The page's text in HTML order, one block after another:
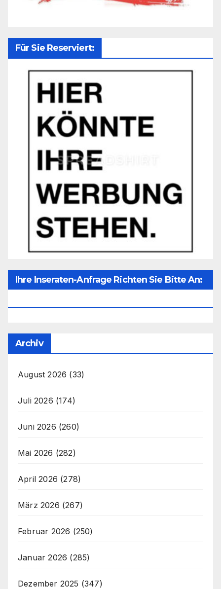
Für Sie Reserviert:
Ihre Inseraten-Anfrage Richten Sie Bitte An:
Archiv
August 2026 (33)
Juli 2026 (174)
Juni 2026 (260)
Mai 2026 (282)
April 2026 (278)
März 2026 (267)
Februar 2026 (250)
Januar 2026 (285)
Dezember 2025 (347)